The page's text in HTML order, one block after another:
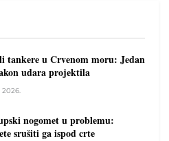
tankere u Crvenom moru: Jedan
udara projektila
2026.
nogomet u problemu:
srušiti ga ispod crte